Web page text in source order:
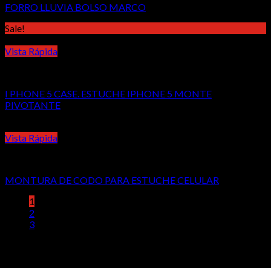
FORRO LLUVIA BOLSO MARCO
Sale!
Vista Rápida
I PHONE 5 CASE. ESTUCHE IPHONE 5 MONTE
PIVOTANTE
Vista Rápida
MONTURA DE CODO PARA ESTUCHE CELULAR
1
2
3